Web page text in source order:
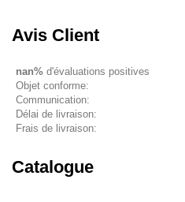
Avis Client
nan% d'évaluations positives
Objet conforme:
Communication:
Délai de livraison:
Frais de livraison:
Catalogue